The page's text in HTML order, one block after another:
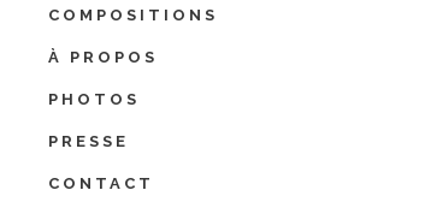
COMPOSITIONS
À PROPOS
PHOTOS
PRESSE
CONTACT